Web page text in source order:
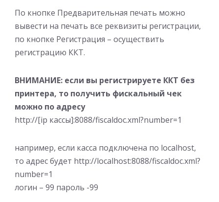
По кнопке Предварительная печать можно
вывести на печать все реквизиты регистрации,
по кнопке Регистрация – осуществить
регистрацию ККТ.
ВНИМАНИЕ: если вы регистрируете ККТ без
принтера, то получить фискальный чек
можно по адресу
http://[ip кассы]:8088/fiscaldoc.xml?number=1
например, если касса подключена по localhost,
то адрес будет http://localhost:8088/fiscaldoc.xml?
number=1
логин – 99 пароль -99